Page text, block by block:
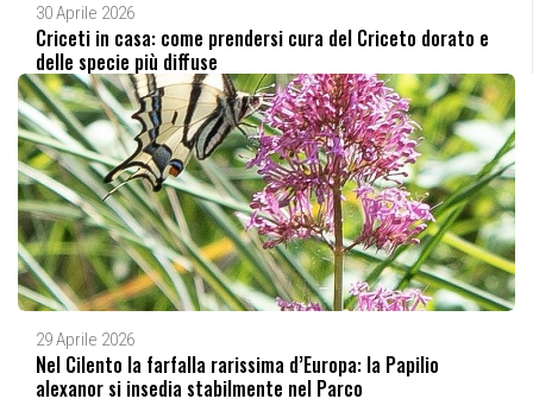
30 Aprile 2026
Criceti in casa: come prendersi cura del Criceto dorato e
delle specie più diffuse
29 Aprile 2026
Nel Cilento la farfalla rarissima d’Europa: la Papilio
alexanor si insedia stabilmente nel Parco